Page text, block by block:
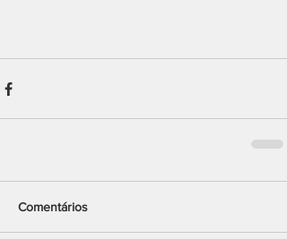
Comentários